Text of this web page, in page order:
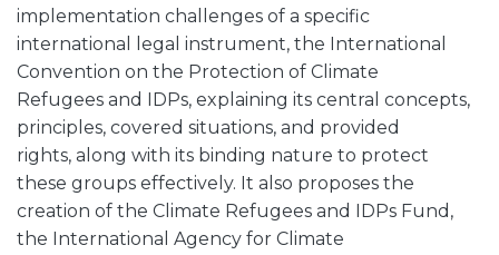
implementation challenges of a specific
international legal instrument, the International
Convention on the Protection of Climate
Refugees and IDPs, explaining its central concepts,
principles, covered situations, and provided
rights, along with its binding nature to protect
these groups effectively. It also proposes the
creation of the Climate Refugees and IDPs Fund,
the International Agency for Climate